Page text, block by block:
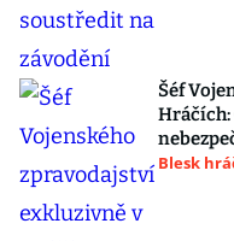
Šéf
Hráčích:
Blesk